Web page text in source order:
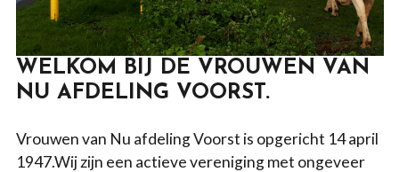
WELKOM BIJ DE VROUWEN VAN
NU AFDELING VOORST.
Vrouwen van Nu afdeling Voorst is opgericht 14 april
1947.Wij zijn een actieve vereniging met ongeveer